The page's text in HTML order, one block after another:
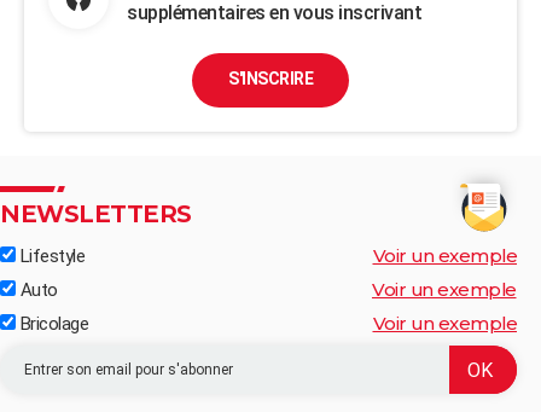
supplémentaires en vous inscrivant
S'INSCRIRE
NEWSLETTERS
Lifestyle Voir un exemple
Auto Voir un exemple
Bricolage Voir un exemple